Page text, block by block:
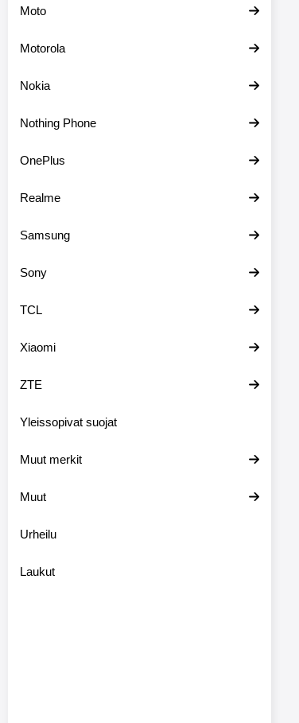
Moto
Motorola
Nokia
Nothing Phone
OnePlus
Realme
Samsung
Sony
TCL
Xiaomi
ZTE
Yleissopivat suojat
Muut merkit
Muut
Urheilu
Laukut